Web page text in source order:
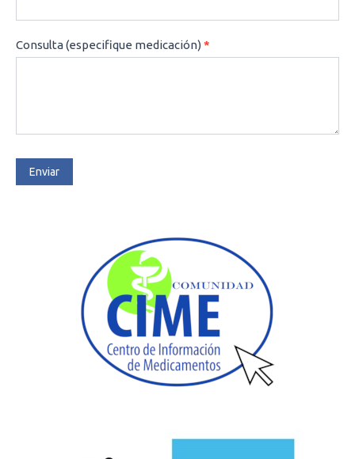
Consulta (especifique medicación)*
Enviar